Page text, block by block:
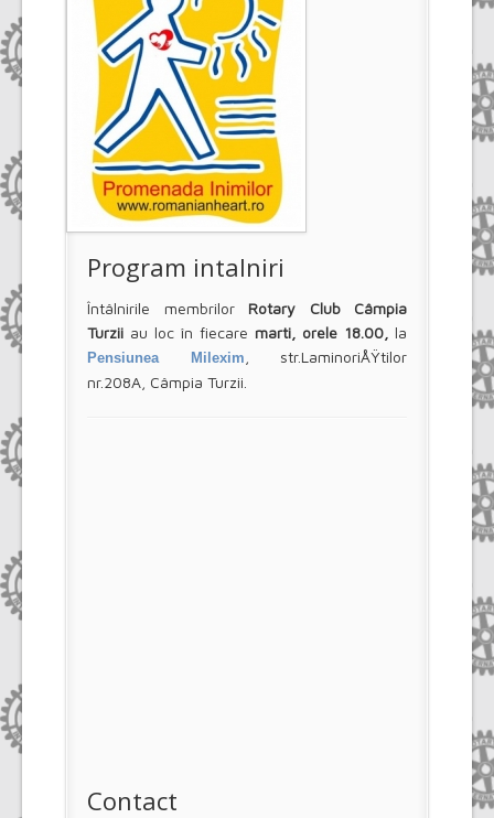
Program intalniri
Întâlnirile membrilor Rotary Club Câmpia
Turzii au loc în fiecare marti, orele 18.00, la
Pensiunea Milexim , str.LaminoriÅŸtilor
nr.208A, Câmpia Turzii.
Contact